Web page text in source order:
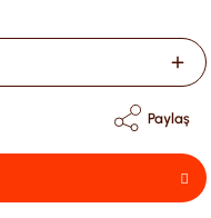
Paylaş